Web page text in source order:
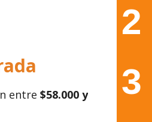
entre $58.000 y
2
3